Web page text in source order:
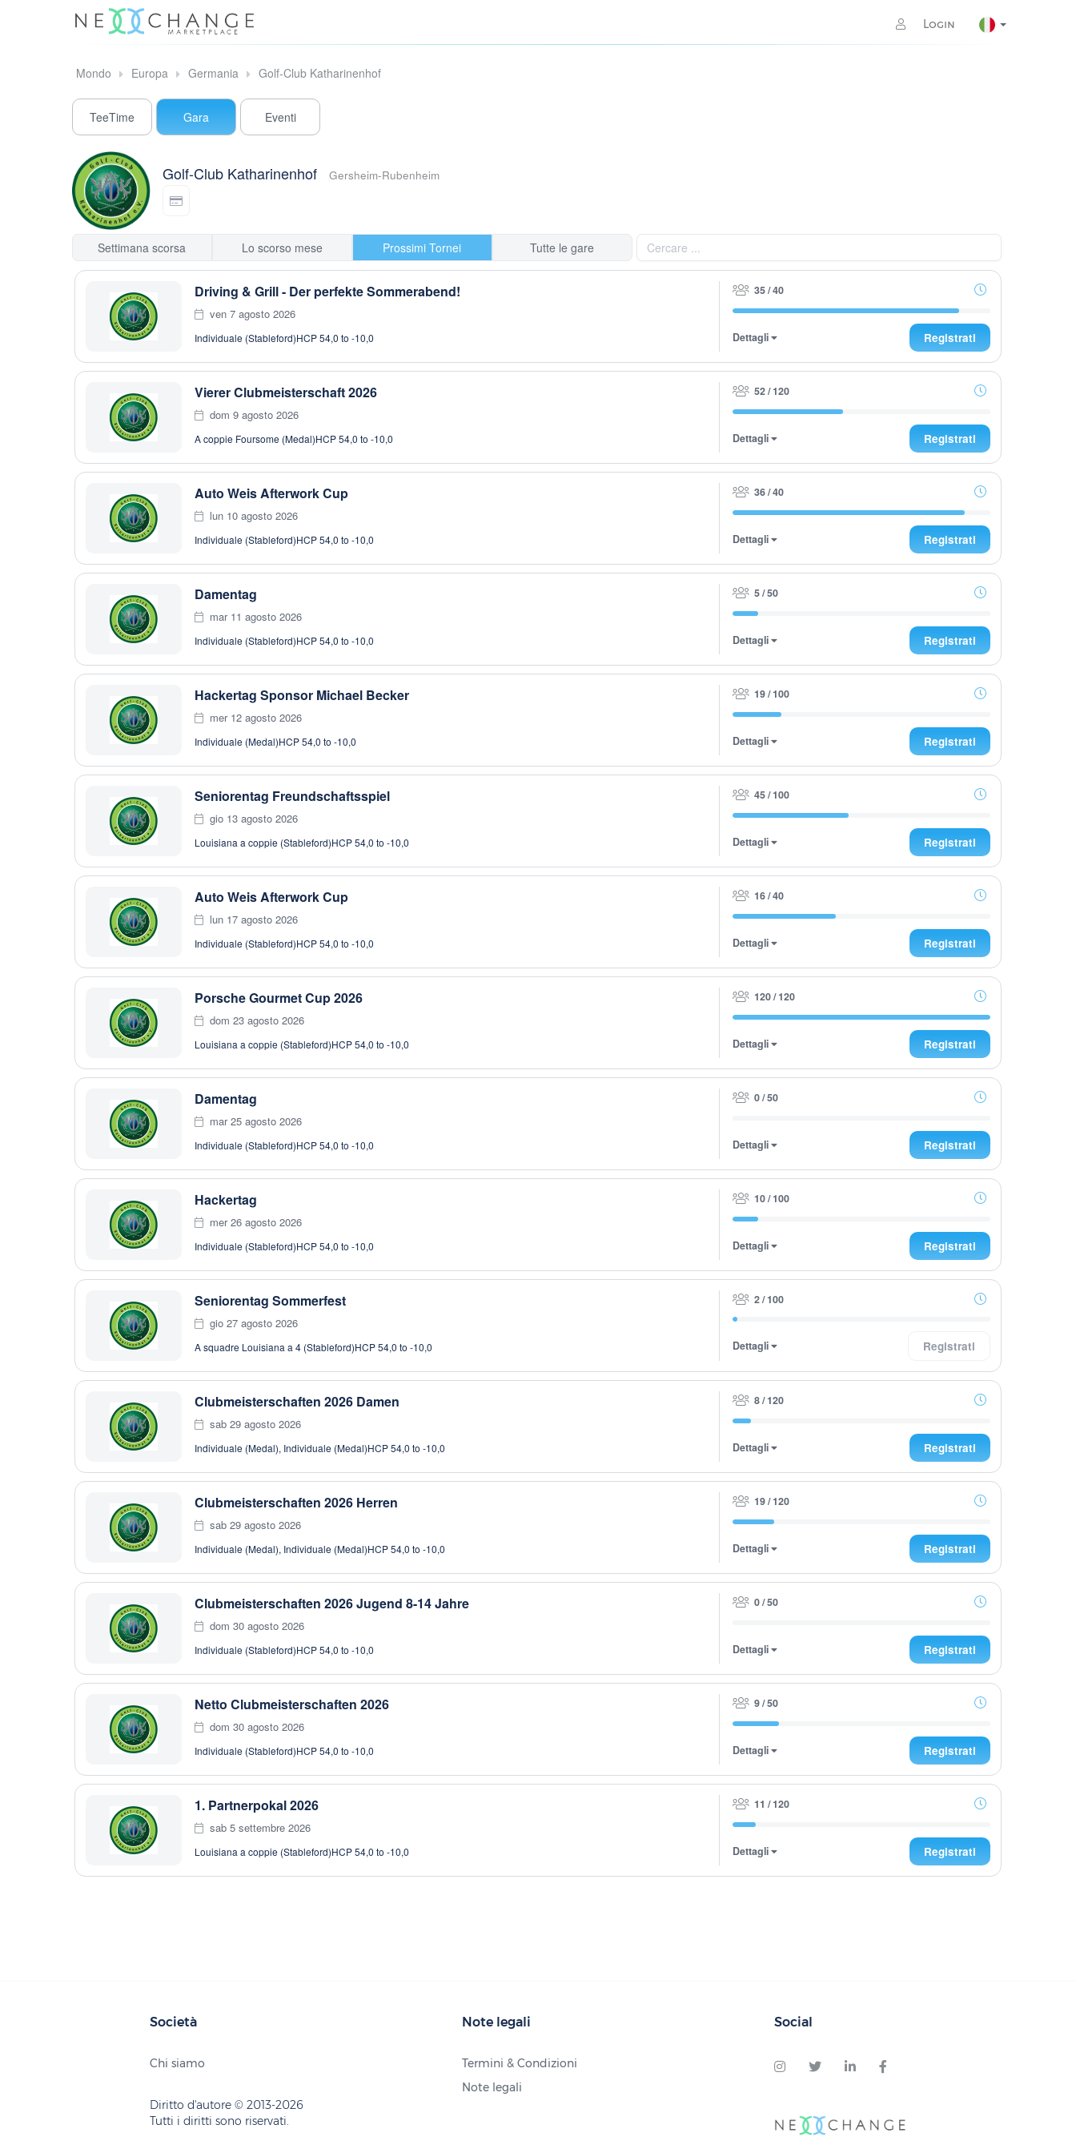
Login
Mondo Europa Germania Golf-Club Katharinenhof
TeeTime Gara Eventi
Golf-Club Katharinenhof Gersheim-Rubenheim
Settimana scorsa Lo scorso mese Prossimi Tornei Tutte le gare
Driving & Grill - Der perfekte Sommerabend!
ven 7 agosto 2026
Individuale (Stableford)HCP 54,0 to -10,0
35 / 40
Dettagli Registrati
Vierer Clubmeisterschaft 2026
dom 9 agosto 2026
A coppie Foursome (Medal)HCP 54,0 to -10,0
52 / 120
Dettagli Registrati
Auto Weis Afterwork Cup
lun 10 agosto 2026
Individuale (Stableford)HCP 54,0 to -10,0
36 / 40
Dettagli Registrati
Damentag
mar 11 agosto 2026
Individuale (Stableford)HCP 54,0 to -10,0
5 / 50
Dettagli Registrati
Hackertag Sponsor Michael Becker
mer 12 agosto 2026
Individuale (Medal)HCP 54,0 to -10,0
19 / 100
Dettagli Registrati
Seniorentag Freundschaftsspiel
gio 13 agosto 2026
Louisiana a coppie (Stableford)HCP 54,0 to -10,0
45 / 100
Dettagli Registrati
Auto Weis Afterwork Cup
lun 17 agosto 2026
Individuale (Stableford)HCP 54,0 to -10,0
16 / 40
Dettagli Registrati
Porsche Gourmet Cup 2026
dom 23 agosto 2026
Louisiana a coppie (Stableford)HCP 54,0 to -10,0
120 / 120
Dettagli Registrati
Damentag
mar 25 agosto 2026
Individuale (Stableford)HCP 54,0 to -10,0
0 / 50
Dettagli Registrati
Hackertag
mer 26 agosto 2026
Individuale (Stableford)HCP 54,0 to -10,0
10 / 100
Dettagli Registrati
Seniorentag Sommerfest
gio 27 agosto 2026
A squadre Louisiana a 4 (Stableford)HCP 54,0 to -10,0
2 / 100
Dettagli Registrati
Clubmeisterschaften 2026 Damen
sab 29 agosto 2026
Individuale (Medal), Individuale (Medal)HCP 54,0 to -10,0
8 / 120
Dettagli Registrati
Clubmeisterschaften 2026 Herren
sab 29 agosto 2026
Individuale (Medal), Individuale (Medal)HCP 54,0 to -10,0
19 / 120
Dettagli Registrati
Clubmeisterschaften 2026 Jugend 8-14 Jahre
dom 30 agosto 2026
Individuale (Stableford)HCP 54,0 to -10,0
0 / 50
Dettagli Registrati
Netto Clubmeisterschaften 2026
dom 30 agosto 2026
Individuale (Stableford)HCP 54,0 to -10,0
9 / 50
Dettagli Registrati
1. Partnerpokal 2026
sab 5 settembre 2026
Louisiana a coppie (Stableford)HCP 54,0 to -10,0
11 / 120
Dettagli Registrati
Società
Chi siamo
Diritto d'autore © 2013-2026
Tutti i diritti sono riservati.
Note legali
Termini & Condizioni
Note legali
Social